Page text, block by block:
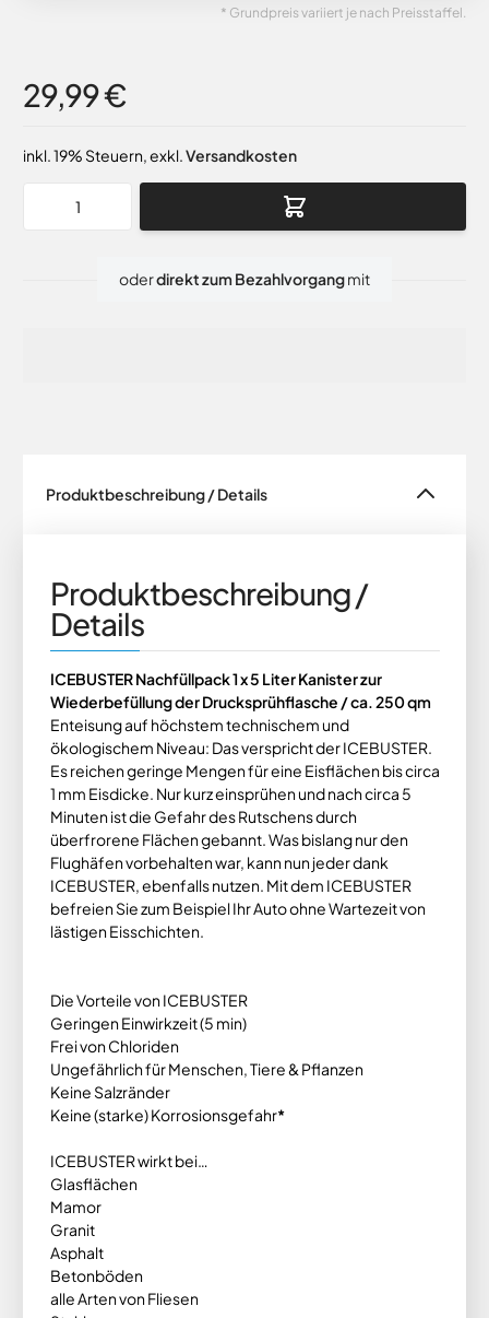
* Grundpreis variiert je nach Preisstaffel.
29,99 €
inkl. 19% Steuern,exkl.Versandkosten
oderdirekt zum Bezahlvorgangmit
Produktbeschreibung / Details
Produktbeschreibung /
Details
ICEBUSTER Nachfüllpack 1 x 5 Liter Kanister zur
Wiederbefüllung der Drucksprühflasche / ca. 250 qm
Enteisung auf höchstem technischem und
ökologischem Niveau: Das verspricht der ICEBUSTER.
Es reichen geringe Mengen für eine Eisflächen bis circa
1 mm Eisdicke. Nur kurz einsprühen und nach circa 5
Minuten ist die Gefahr des Rutschens durch
überfrorene Flächen gebannt. Was bislang nur den
Flughäfen vorbehalten war, kann nun jeder dank
ICEBUSTER, ebenfalls nutzen. Mit dem ICEBUSTER
befreien Sie zum Beispiel Ihr Auto ohne Wartezeit von
lästigen Eisschichten.
Die Vorteile von ICEBUSTER
Geringen Einwirkzeit (5 min)
Frei von Chloriden
Ungefährlich für Menschen, Tiere & Pflanzen
Keine Salzränder
Keine (starke) Korrosionsgefahr*
ICEBUSTER wirkt bei…
Glasflächen
Mamor
Granit
Asphalt
Betonböden
alle Arten von Fliesen